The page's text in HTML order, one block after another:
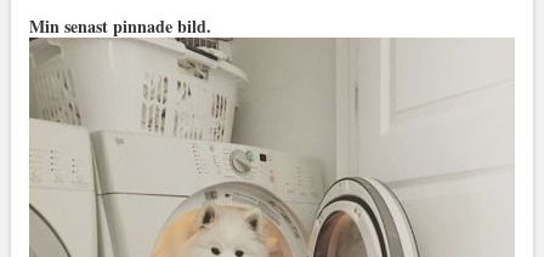
Min senast pinnade bild.